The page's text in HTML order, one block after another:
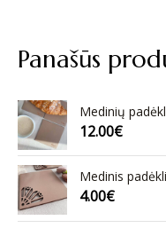
Panašūs
Medinių
12.00€
Medinis
4.00€